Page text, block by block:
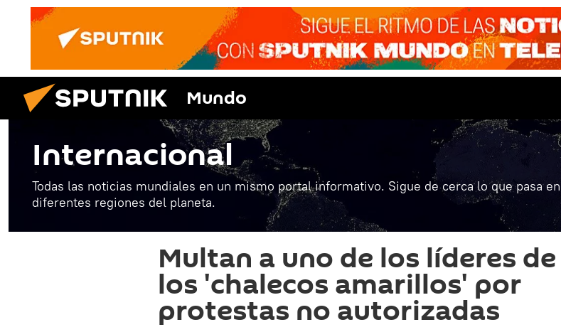
Mundo
Internacional
Todas las noticias mundiales en un mismo portal informativo. Sigue de cerca lo que pasa en
diferentes regiones del planeta.
Multan a uno de los líderes de
los 'chalecos amarillos' por
protestas no autorizadas